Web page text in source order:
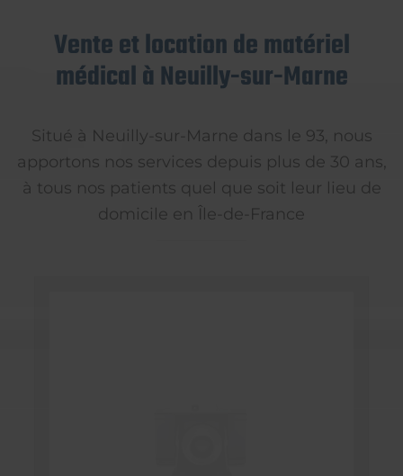
Vente et location de matériel
médical à Neuilly-sur-Marne
Situé à Neuilly-sur-Marne dans le 93, nous
apportons nos services depuis plus de 30 ans,
à tous nos patients quel que soit leur lieu de
domicile en Île-de-France